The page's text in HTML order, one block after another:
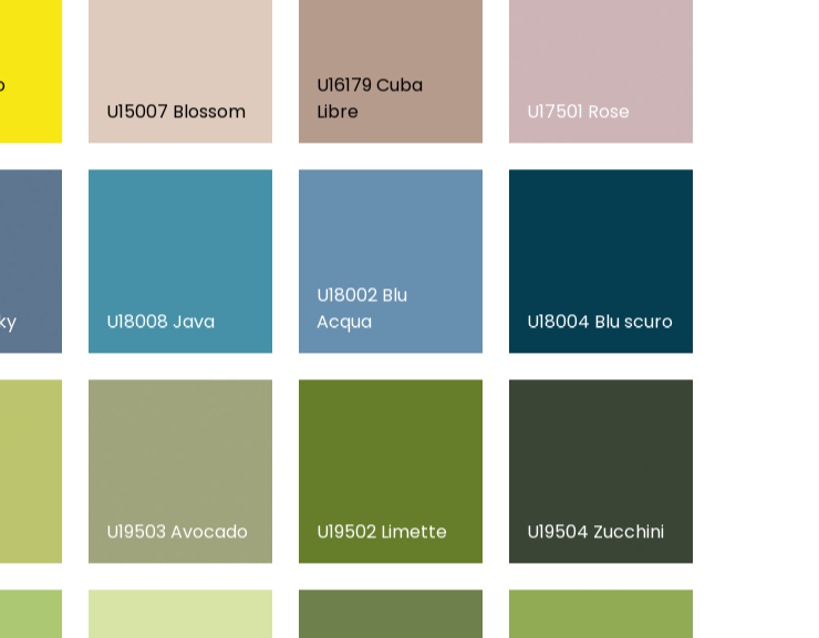
U15007 Blossom
U16179 Cuba
Libre
U17501 Rose
U18008 Java
U18002 Blu
Acqua
U18004 Blu scuro
U19503 Avocado U19502 Limette U19504 Zucchini